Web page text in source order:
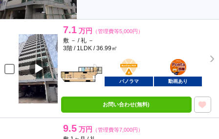
7.1 万円 （管理費等5,000円）
敷 － / 礼 －
3階 / 1LDK / 36.99㎡
BunChinPAY
ポンタ
部屋
パノラマ 動画あり
お問い合わせ(無料)
9.5 万円 （管理費等7,000円）